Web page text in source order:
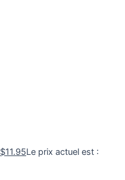
$11.95Le prix actuel est :